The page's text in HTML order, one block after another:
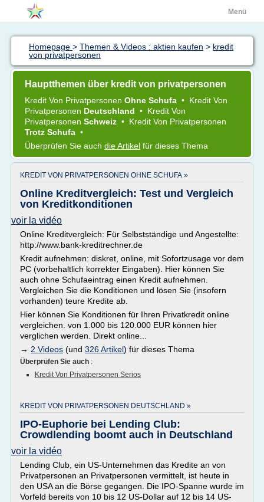
Menü
Homepage > Themen & Videos : aktien kaufen > kredit
von privatpersonen
Hauptthemen über kredit von privatpersonen
Kredit Von Privatpersonen Ohne Schufa • Kredit Von
Privatpersonen Deutschland • Kredit Von
Privatpersonen Schweiz • Kredit Von Privatpersonen
Trotz Schufa •
Überprüfen Sie auch die Artikel für dieses Thema
KREDIT VON PRIVATPERSONEN OHNE SCHUFA »
Online Kreditvergleich: Test und Vergleich
von Kreditkonditionen
voir la vidéo
Online Kreditvergleich: Für Selbstständige und Angestellte:
http://www.bank-kreditrechner.de
Kredit aufnehmen: diskret, online, mit Sofortzusage vor dem
PC (vorbehaltlich korrekter Eingaben). Hier können Sie
auch ohne Schufaeintrag einen Kredit aufnehmen.
Vergleichen Sie die Konditionen und lösen Sie (insofern
vorhanden) teure Kredite ab.
Hier können Sie Konditionen für Ihren Privatkredit online
vergleichen. von 1.000 bis 120.000 EUR können hier
verglichen werden. Direkt online...
→ 2 Videos (und 326 Artikel) für dieses Thema
Überprüfen Sie auch :
Kredit Von Privatpersonen Serios
KREDIT VON PRIVATPERSONEN DEUTSCHLAND »
IPO-Euphorie bei Lending Club:
Crowdlending boomt auch in Deutschland
voir la vidéo
Lending Club, ein US-Unternehmen das Kredite an von
Privatpersonen an Privatpersonen vermittelt, ist heute in
den USA an die Börse gegangen. Die IPO-Spanne wurde im
Vorfeld bereits von 10 bis 12 US-Dollar auf 12 bis 14 US-